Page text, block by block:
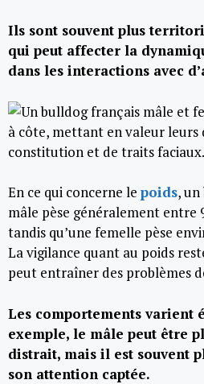
Ils sont souvent plus
qui peut affecter la
dans les interactions avec
En ce qui concerne le poids,
mâle pèse généralement entre
tandis qu’une femelle pèse
La vigilance quant au poids
peut entraîner des problèmes
Les comportements varient
exemple, le mâle peut être
distrait, mais il est souvent
son attention captée.